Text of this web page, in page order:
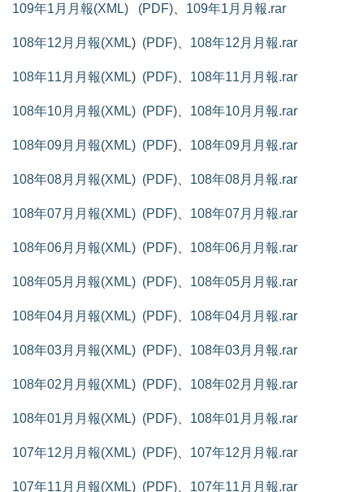
109年1月月報(XML) (PDF) 109年1月月報.rar
108年12月月報(XML) (PDF) 108年12月月報.rar
108年11月月報(XML) (PDF) 108年11月月報.rar
108年10月月報(XML) (PDF) 108年10月月報.rar
108年09月月報(XML) (PDF)、 108年09月月報.rar
108年08月月報(XML) (PDF) 108年08月月報.rar
108年07月月報(XML) (PDF) 108年07月月報.rar
108年06月月報(XML) (PDF) 108年06月月報.rar
108年05月月報(XML) (PDF) 108年05月月報.rar
108年04月月報(XML) (PDF) 108年04月月報.rar
108年03月月報(XML) (PDF) 108年03月月報.rar
108年02月月報(XML) (PDF) 108年02月月報.rar
108年01月月報(XML) (PDF) 108年01月月報.rar
107年12月月報(XML) (PDF) 107年12月月報.rar
107年11月月報(XML) (PDF) 107年11月月報.rar